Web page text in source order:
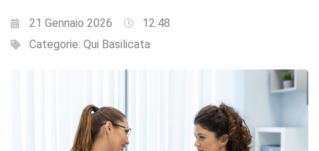
21 Gennaio 2026
12:48
Categorie: Qui Basilicata